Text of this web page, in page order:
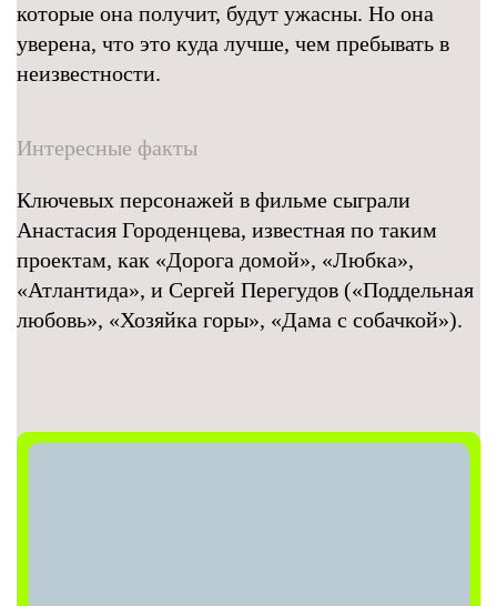
которые она получит, будут ужасны. Но она
уверена, что это куда лучше, чем пребывать в
неизвестности.
Интересные факты
Ключевых персонажей в фильме сыграли
Анастасия Городенцева, известная по таким
проектам, как «Дорога домой», «Любка»,
«Атлантида», и Сергей Перегудов («Поддельная
любовь», «Хозяйка горы», «Дама с собачкой»).